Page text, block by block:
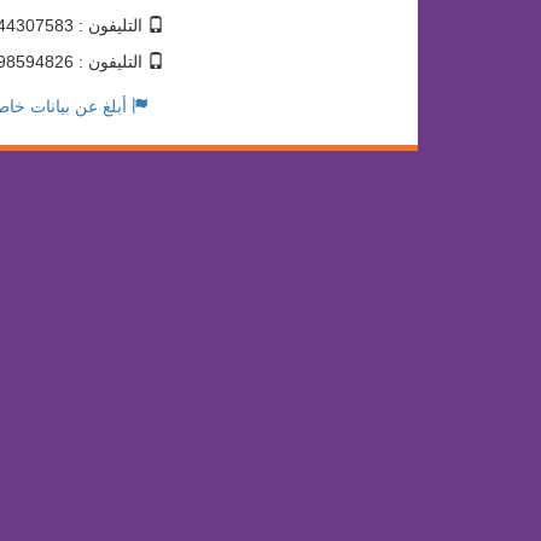
التليفون : 01144307583
التليفون : 01098594826
أبلغ عن بيانات